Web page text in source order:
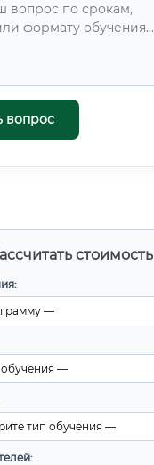
стоимость
вопрос